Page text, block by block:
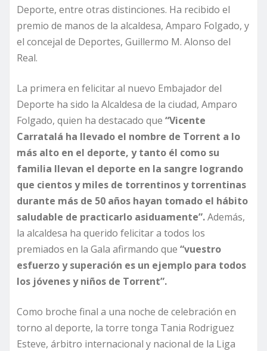
Deporte, entre otras distinciones. Ha recibido el
premio de manos de la alcaldesa, Amparo Folgado, y
el concejal de Deportes, Guillermo M. Alonso del
Real.
La primera en felicitar al nuevo Embajador del
Deporte ha sido la Alcaldesa de la ciudad, Amparo
Folgado, quien ha destacado que “Vicente
Carratalá ha llevado el nombre de Torrent a lo
más alto en el deporte, y tanto él como su
familia llevan el deporte en la sangre logrando
que cientos y miles de torrentinos y torrentinas
durante más de 50 años hayan tomado el hábito
saludable de practicarlo asiduamente”.Además,
la alcaldesa ha querido felicitar a todos los
premiados en la Gala afirmando que “vuestro
esfuerzo y superación es un ejemplo para todos
los jóvenes y niños de Torrent”.
Como broche final a una noche de celebración en
torno al deporte, la torre tonga Tania Rodriguez
Esteve, árbitro internacional y nacional de la Liga